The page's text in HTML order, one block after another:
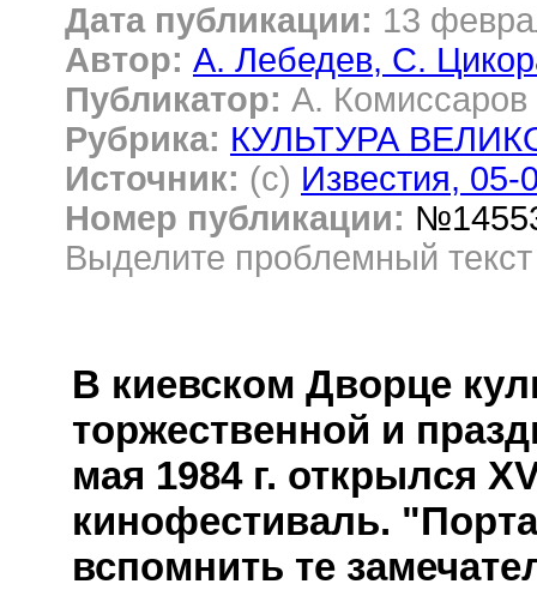
Дата публикации: 13
Автор: А. Лебедев, С.
Публикатор: А. Комиссаров
Рубрика: КУЛЬТУРА
Источник: (c) Известия, 05-
Номер публикации:
Выделите проблемный
В киевском Дворце
торжественной и
мая 1984 г. открылся
кинофестиваль.
вспомнить те